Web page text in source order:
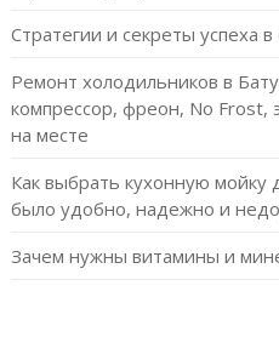
Стратегии и секреты успеха
Ремонт холодильников в
компрессор, фреон, No Frost,
на месте
Как выбрать кухонную мойку
было удобно, надежно и
Зачем нужны витамины и